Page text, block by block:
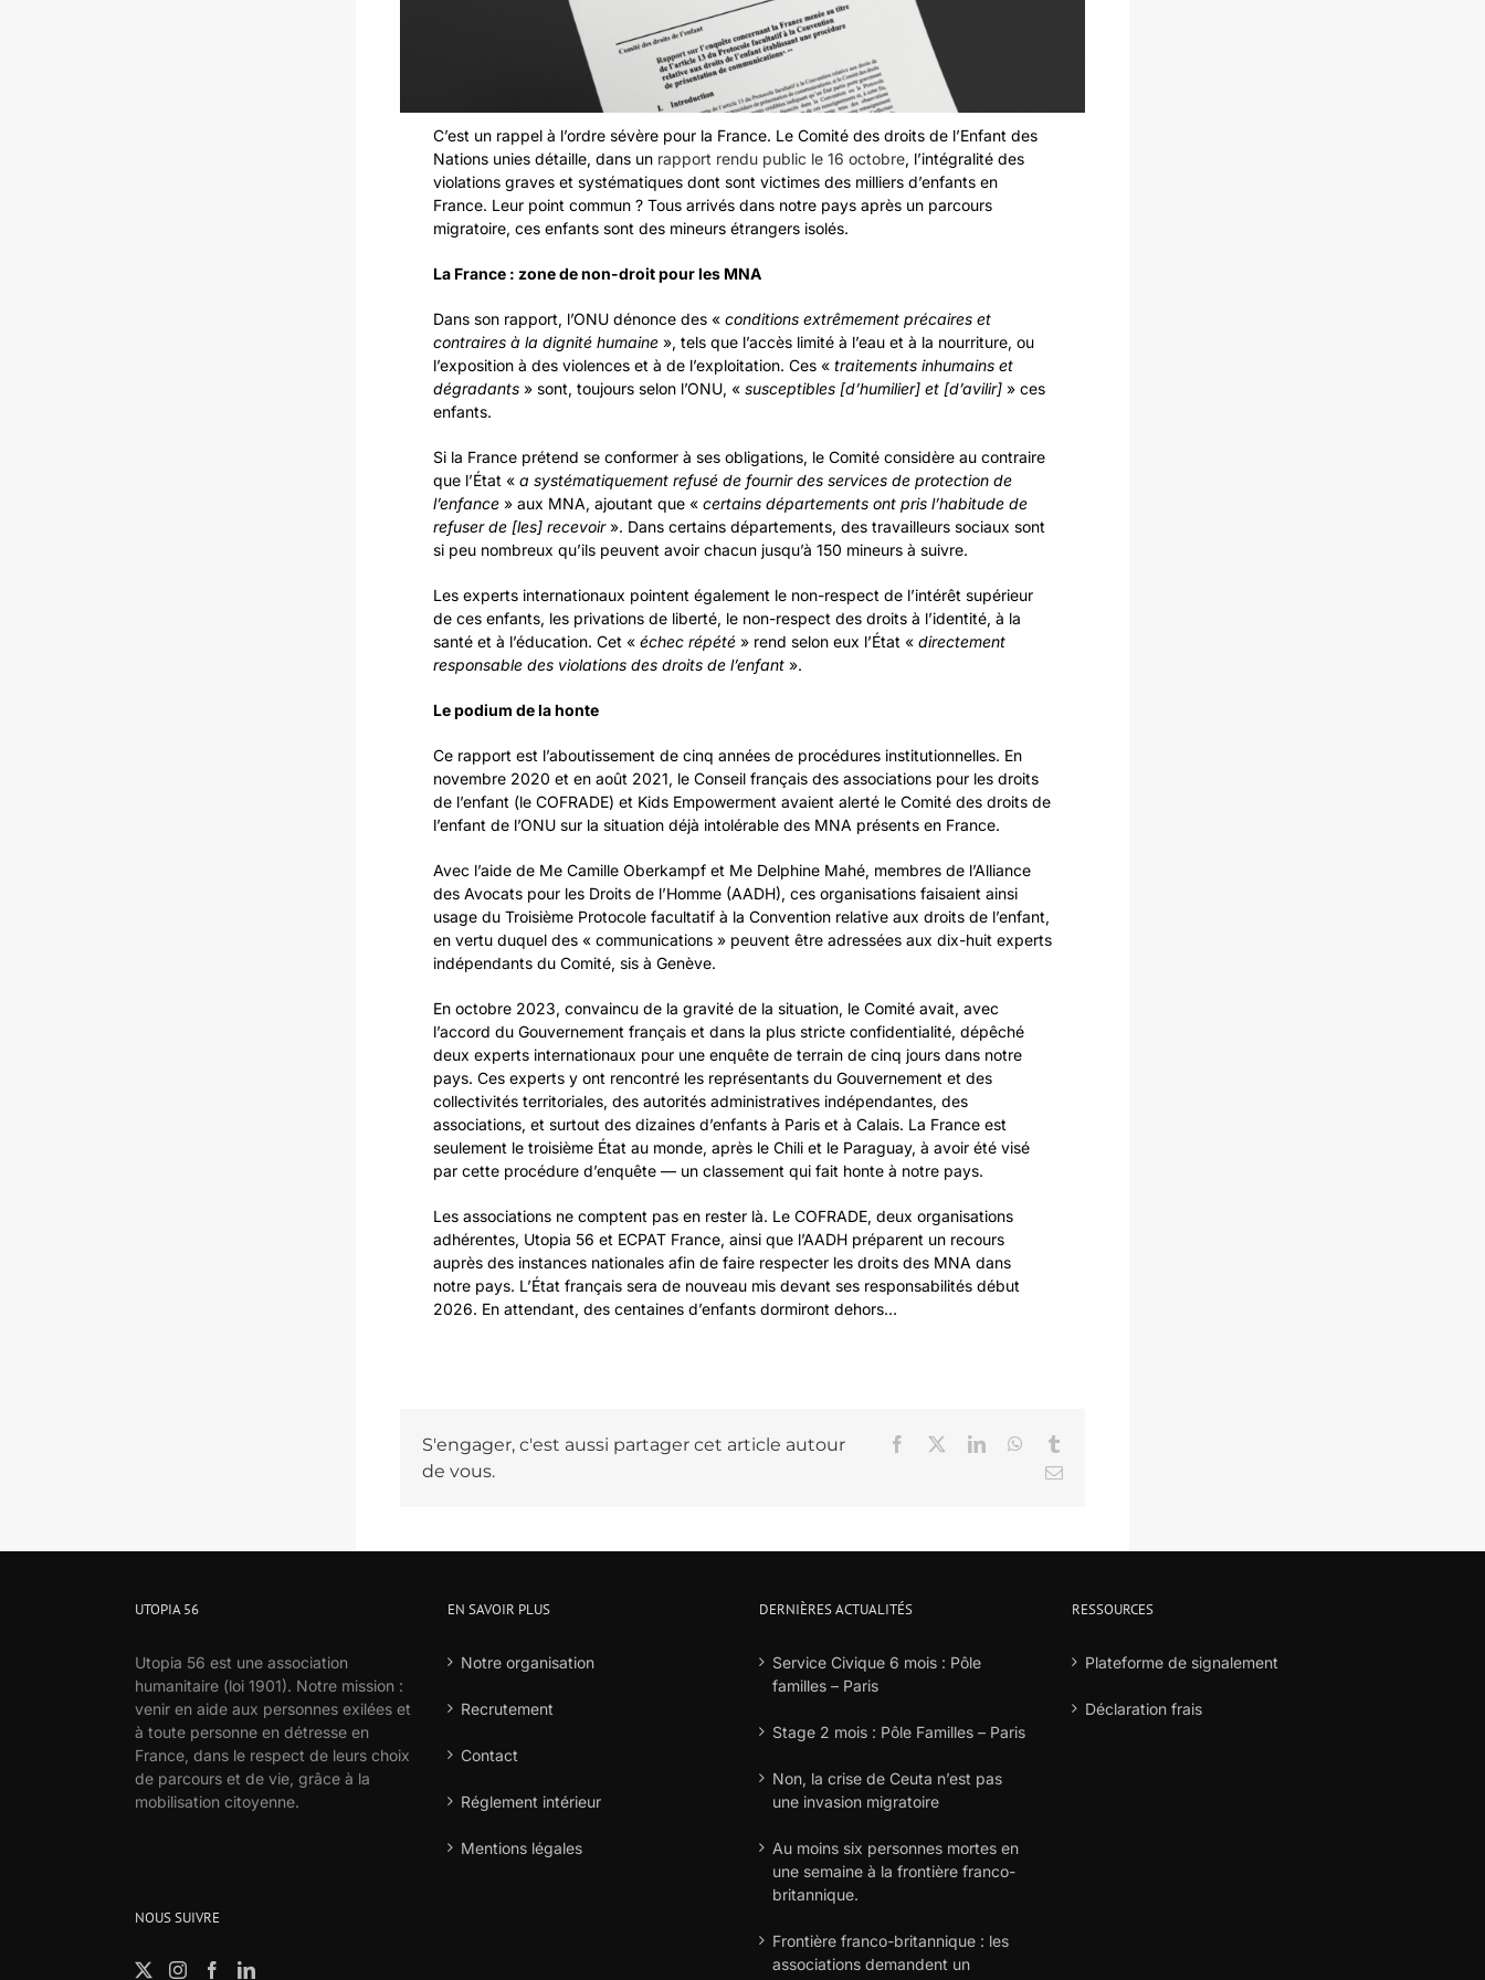
C’est un rappel à l’ordre sévère pour la France. Le Comité des droits de l’Enfant des
Nations unies détaille, dans un rapport rendu public le 16 octobre, l’intégralité des
violations graves et systématiques dont sont victimes des milliers d’enfants en
France. Leur point commun ? Tous arrivés dans notre pays après un parcours
migratoire, ces enfants sont des mineurs étrangers isolés.
La France : zone de non-droit pour les MNA
Dans son rapport, l’ONU dénonce des « conditions extrêmement précaires et
contraires à la dignité humaine», tels que l’accès limité à l’eau et à la nourriture, ou
l’exposition à des violences et à de l’exploitation. Ces «traitements inhumains et
dégradants» sont, toujours selon l’ONU, «susceptibles [d’humilier] et [d’avilir] » ces
enfants.
Si la France prétend se conformer à ses obligations, le Comité considère au contraire
que l’État « a systématiquement refusé de fournir des services de protection de
l’enfance» aux MNA, ajoutant que «certains départements ont pris l’habitude de
refuser de [les] recevoir». Dans certains départements, des travailleurs sociaux sont
si peu nombreux qu’ils peuvent avoir chacun jusqu’à 150 mineurs à suivre.
Les experts internationaux pointent également le non-respect de l’intérêt supérieur
de ces enfants, les privations de liberté, le non-respect des droits à l’identité, à la
santé et à l’éducation. Cet « échec répété » rend selon eux l’État «directement
responsable des violations des droits de l’enfant ».
Le podium de la honte
Ce rapport est l’aboutissement de cinq années de procédures institutionnelles. En
novembre 2020 et en août 2021, le Conseil français des associations pour les droits
de l’enfant (le COFRADE) et Kids Empowerment avaient alerté le Comité des droits de
l’enfant de l’ONU sur la situation déjà intolérable des MNA présents en France.
Avec l’aide de Me Camille Oberkampf et Me Delphine Mahé, membres de l’Alliance
des Avocats pour les Droits de l’Homme (AADH), ces organisations faisaient ainsi
usage du Troisième Protocole facultatif à la Convention relative aux droits de l’enfant,
en vertu duquel des « communications » peuvent être adressées aux dix-huit experts
indépendants du Comité, sis à Genève.
En octobre 2023, convaincu de la gravité de la situation, le Comité avait, avec
l’accord du Gouvernement français et dans la plus stricte confidentialité, dépêché
deux experts internationaux pour une enquête de terrain de cinq jours dans notre
pays. Ces experts y ont rencontré les représentants du Gouvernement et des
collectivités territoriales, des autorités administratives indépendantes, des
associations, et surtout des dizaines d’enfants à Paris et à Calais. La France est
seulement le troisième État au monde, après le Chili et le Paraguay, à avoir été visé
par cette procédure d’enquête — un classement qui fait honte à notre pays.
Les associations ne comptent pas en rester là. Le COFRADE, deux organisations
adhérentes, Utopia 56 et ECPAT France, ainsi que l’AADH préparent un recours
auprès des instances nationales afin de faire respecter les droits des MNA dans
notre pays. L’État français sera de nouveau mis devant ses responsabilités début
2026. En attendant, des centaines d’enfants dormiront dehors…
S'engager, c'est aussi partager cet article autour
de vous.
Facebook LinkedInWhatsApp
Email
UTOPIA 56
Utopia 56 est une association
humanitaire (loi 1901). Notre mission :
venir en aide aux personnes exilées et
à toute personne en détresse en
France, dans le respect de leurs choix
de parcours et de vie, grâce à la
mobilisation citoyenne.
NOUS SUIVRE
EN SAVOIR PLUS
Notre organisation
Recrutement
Contact
Réglement intérieur
Mentions légales
DERNIÈRES ACTUALITÉS
Service Civique 6 mois : Pôle
familles – Paris
Stage 2 mois : Pôle Familles – Paris
Non, la crise de Ceuta n’est pas
une invasion migratoire
Au moins six personnes mortes en
une semaine à la frontière franco-
britannique.
Frontière franco-britannique : les
associations demandent un
RESSOURCES
Plateforme de signalement
Déclaration frais